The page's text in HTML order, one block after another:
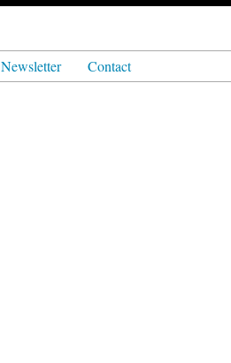
Newsletter Contact